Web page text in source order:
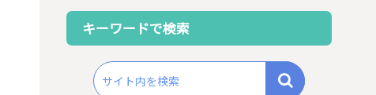
キーワードで検索